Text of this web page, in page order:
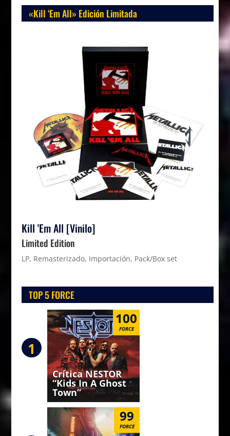
«Kill ‘Em All» Edición Limitada
Kill 'Em All [Vinilo]
Limited Edition
LP, Remasterizado, Importación, Pack/Box set
TOP 5 FORCE
1
100
FORCE
Crítica NESTOR
“Kids In A Ghost
Town”
99
FORCE